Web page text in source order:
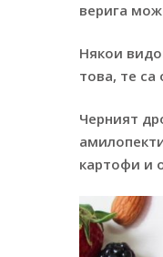
верига
Някои
това, те са
Черният
картофи и